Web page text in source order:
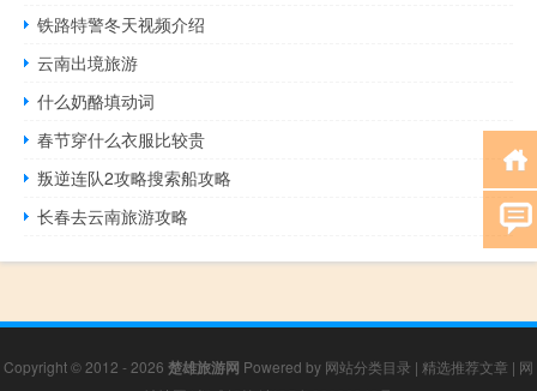
铁路特警冬天视频介绍
云南出境旅游
什么奶酪填动词
春节穿什么衣服比较贵
叛逆连队2攻略搜索船攻略
长春去云南旅游攻略
Copyright © 2012 - 2026 楚雄旅游网 Powered by 网站分类目录 | 精选推荐文章 | 网